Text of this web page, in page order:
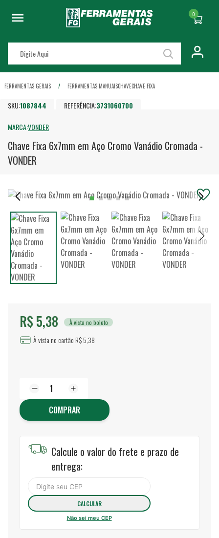
0
FERRAMENTAS GERAIS FERRAMENTAS MANUAISCHAVECHAVE FIXA
SKU:1087844 REFERÊNCIA:3731060700
MARCA:VONDER
Chave Fixa 6x7mm em Aço Cromo Vanádio Cromada -
VONDER
R$ 5,38 À vista no boleto
À vista no cartão R$ 5,38
COMPRAR
Calcule o valor do frete e prazo de
entrega:
Não sei meu CEP